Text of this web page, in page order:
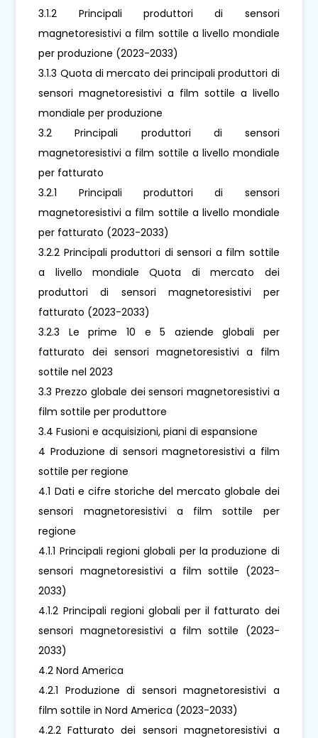
3.1.2 Principali produttori di sensori
magnetoresistivi a film sottile a livello mondiale
per produzione (2023-2033)
3.1.3 Quota di mercato dei principali produttori di
sensori magnetoresistivi a film sottile a livello
mondiale per produzione
3.2 Principali produttori di sensori
magnetoresistivi a film sottile a livello mondiale
per fatturato
3.2.1 Principali produttori di sensori
magnetoresistivi a film sottile a livello mondiale
per fatturato (2023-2033)
3.2.2 Principali produttori di sensori a film sottile
a livello mondiale Quota di mercato dei
produttori di sensori magnetoresistivi per
fatturato (2023-2033)
3.2.3 Le prime 10 e 5 aziende globali per
fatturato dei sensori magnetoresistivi a film
sottile nel 2023
3.3 Prezzo globale dei sensori magnetoresistivi a
film sottile per produttore
3.4 Fusioni e acquisizioni, piani di espansione
4 Produzione di sensori magnetoresistivi a film
sottile per regione
4.1 Dati e cifre storiche del mercato globale dei
sensori magnetoresistivi a film sottile per
regione
4.1.1 Principali regioni globali per la produzione di
sensori magnetoresistivi a film sottile (2023-
2033)
4.1.2 Principali regioni globali per il fatturato dei
sensori magnetoresistivi a film sottile (2023-
2033)
4.2 Nord America
4.2.1 Produzione di sensori magnetoresistivi a
film sottile in Nord America (2023-2033)
4.2.2 Fatturato dei sensori magnetoresistivi a